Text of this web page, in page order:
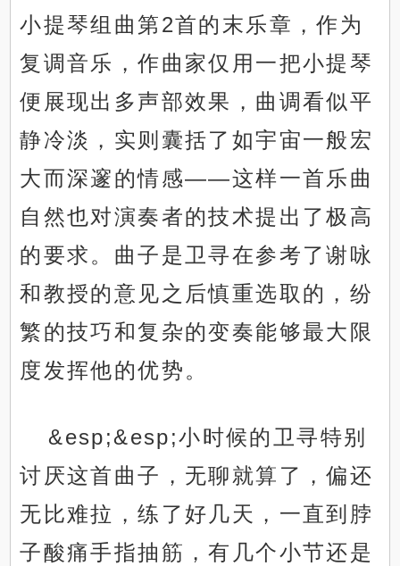
小提琴组曲第2首的末乐章，作为
复调音乐，作曲家仅用一把小提琴
便展现出多声部效果，曲调看似平
静冷淡，实则囊括了如宇宙一般宏
大而深邃的情感——这样一首乐曲
自然也对演奏者的技术提出了极高
的要求。曲子是卫寻在参考了谢咏
和教授的意见之后慎重选取的，纷
繁的技巧和复杂的变奏能够最大限
度发挥他的优势。
&esp;&esp;小时候的卫寻特别
讨厌这首曲子，无聊就算了，偏还
无比难拉，练了好几天，一直到脖
子酸痛手指抽筋，有几个小节还是